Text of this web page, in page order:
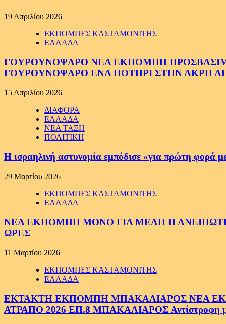
19 Απριλίου 2026
ΕΚΠΟΜΠΕΣ ΚΑΣΤΑΜΟΝΙΤΗΣ
ΕΛΛΑΔΑ
ΓΟΥΡΟΥΝΟΨΑΡΟ ΝΕΑ ΕΚΠΟΜΠΗ ΠΡΟΣΒΑΣΙΜΗ
ΓΟΥΡΟΥΝΟΨΑΡΟ ΕΝΑ ΠΟΤΗΡΙ ΣΤΗΝ ΑΚΡΗ
15 Απριλίου 2026
ΔΙΑΦΟΡΑ
ΕΛΛΑΔΑ
ΝΕΑ ΤΑΞΗ
ΠΟΛΙΤΙΚΗ
Η ισραηλινή αστυνομία εμπόδισε «για πρώτη φορά
29 Μαρτίου 2026
ΕΚΠΟΜΠΕΣ ΚΑΣΤΑΜΟΝΙΤΗΣ
ΕΛΛΑΔΑ
ΝΕΑ ΕΚΠΟΜΠΗ ΜΟΝΟ ΓΙΑ ΜΕΛΗ Η
ΩΡΕΣ
11 Μαρτίου 2026
ΕΚΠΟΜΠΕΣ ΚΑΣΤΑΜΟΝΙΤΗΣ
ΕΛΛΑΔΑ
ΕΚΤΑΚΤΗ ΕΚΠΟΜΠΗ ΜΠΑΚΑΛΙΑΡΟΣ ΝΕΑ
ΑΤΡΑΠΟ 2026 ΕΠ.8 ΜΠΑΚΑΛΙΑΡΟΣ Αντίστροφη